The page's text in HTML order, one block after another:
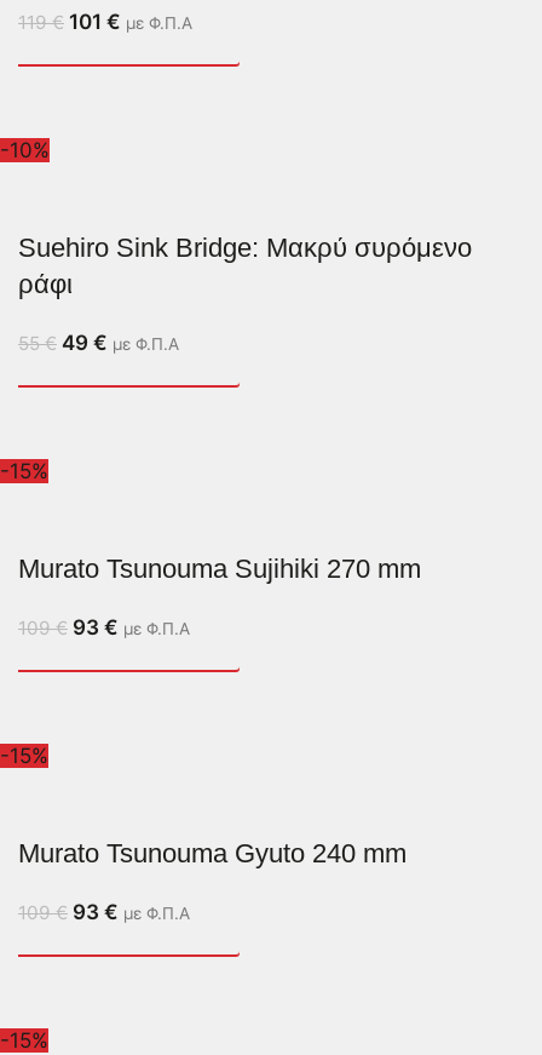
119€ 101 € με Φ.Π.Α
-10%
Suehiro Sink Bridge: Μακρύ συρόμενο
ράφι
55€ 49 € με Φ.Π.Α
-15%
Murato Tsunouma Sujihiki 270 mm
109€ 93 € με Φ.Π.Α
-15%
Murato Tsunouma Gyuto 240 mm
109€ 93 € με Φ.Π.Α
-15%